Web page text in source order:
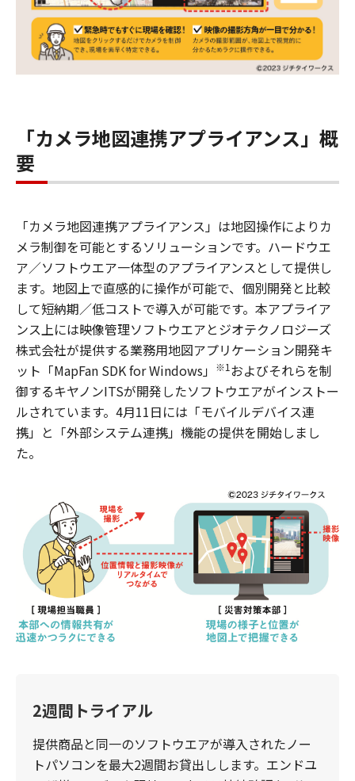
「カメラ地図連携アプライアンス」概
要
「カメラ地図連携アプライアンス」は地図操作によりカ
メラ制御を可能とするソリューションです。ハードウエ
ア／ソフトウエア一体型のアプライアンスとして提供し
ます。地図上で直感的に操作が可能で、個別開発と比較
して短納期／低コストで導入が可能です。本アプライア
ンス上には映像管理ソフトウエアとジオテクノロジーズ
株式会社が提供する業務用地図アプリケーション開発キ
ット「MapFan SDK for Windows」
※1 およびそれらを制
御するキヤノンITSが開発したソフトウエアがインストー
ルされています。4月11日には「モバイルデバイス連
携」と「外部システム連携」機能の提供を開始しまし
た。
2週間トライアル
提供商品と同一のソフトウエアが導入されたノー
トパソコンを最大2週間お貸出しします。エンドユ